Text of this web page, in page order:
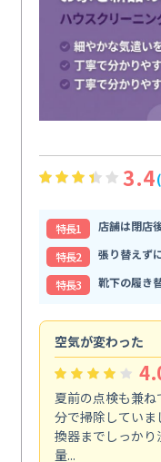
3.4
特⻑1
店舗は閉店
特⻑2
張り替えず
特⻑3
靴下の履き
空気が変わった
夏前の点検も兼
分で掃除してい
換器までしっか
量...